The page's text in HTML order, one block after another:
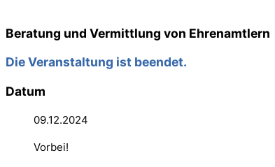
Bera­tung und Ver­mitt­lung von Ehrenamtlern
Die Veranstaltung ist beendet.
Datum
09.12.2024
Vorbei!